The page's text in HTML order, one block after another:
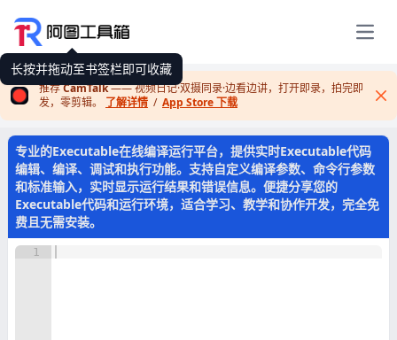
展开
长按并拖动至书签栏即可收藏
推荐CamTalk—— 视频日记·双摄同录·边看边讲，打开即录，拍完即
发，零剪辑。 了解详情 / App Store 下载
专业的Executable在线编译运行平台，提供实时Executable代码
编辑、编译、调试和执行功能。支持自定义编译参数、命令行参数
和标准输入，实时显示运行结果和错误信息。便捷分享您的
Executable代码和运行环境，适合学习、教学和协作开发，完全免
费且无需安装。
1